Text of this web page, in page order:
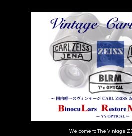
Welcome to The Vintage